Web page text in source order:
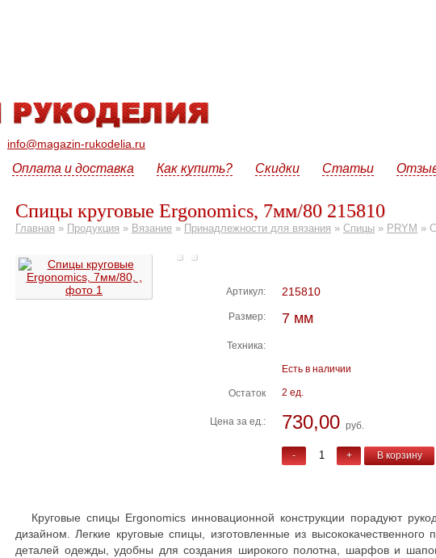
info@magazin-rukodelia.ru
Оплата и доставка Как купить? Скидки Статьи
Спицы круговые Ergonomics, 7мм/80 215810
Главная » Продукция » Вязание » Принадлежности для вязания » Спицы » PRYM »
Артикул: 215810
Размер: 7 мм
Техника:
Есть в наличии
Остаток 2 ед.
Цена за ед.: 730,00 руб.
- + В корзину
Круговые спицы Ergonomics инновационной конструкции порадуют
дизайном. Легкие круговые спицы, изготовленные из
деталей одежды, удобны для создания широкого полотна, шарфов и